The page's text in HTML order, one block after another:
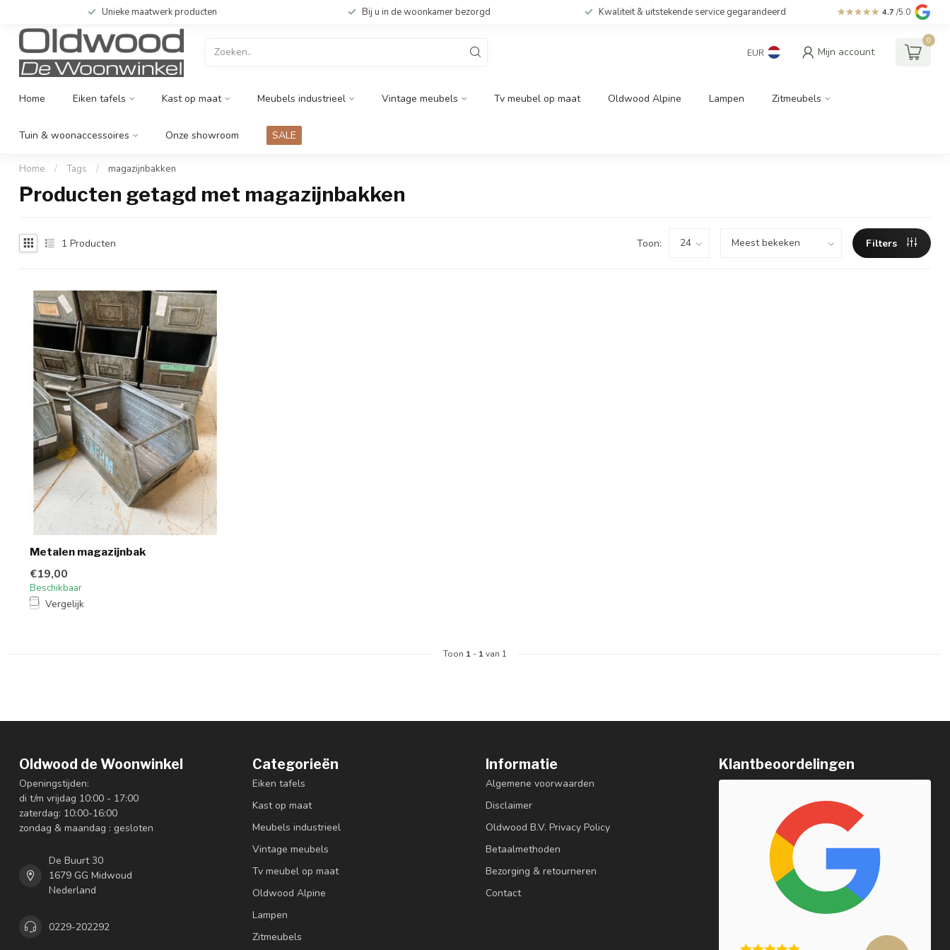
Unieke maatwerk producten Bij u in de woonkamer bezorgd Kwaliteit & uitstekende service gegarandeerd 4.7 /5.0
EUR Mijn account
0
Home Eiken tafels Kast op maat Meubels industrieel Vintage meubels Tv meubel op maat Oldwood Alpine Lampen Zitmeubels
Tuin & woonaccessoires Onze showroom SALE
Home / Tags / magazijnbakken
Producten getagd met magazijnbakken
1 Producten Toon: Filters
Metalen magazijnbak
€19,00
Beschikbaar
Vergelijk
Toon 1 - 1van 1
Oldwood de Woonwinkel
Openingstijden:
di t/m vrijdag 10:00 - 17:00
zaterdag: 10:00-16:00
zondag & maandag : gesloten
De Buurt 30
1679 GG Midwoud
Nederland
0229-202292
Categorieën
Eiken tafels
Kast op maat
Meubels industrieel
Vintage meubels
Tv meubel op maat
Oldwood Alpine
Lampen
Zitmeubels
Informatie
Algemene voorwaarden
Disclaimer
Oldwood B.V. Privacy Policy
Betaalmethoden
Bezorging & retourneren
Contact
Klantbeoordelingen